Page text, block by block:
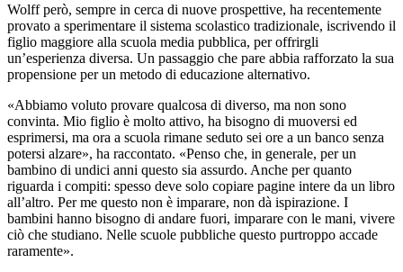
Wolff però, sempre in cerca di nuove prospettive, ha recentemente
provato a sperimentare il sistema scolastico tradizionale, iscrivendo il
figlio maggiore alla scuola media pubblica, per offrirgli
un’esperienza diversa. Un passaggio che pare abbia rafforzato la sua
propensione per un metodo di educazione alternativo.
«Abbiamo voluto provare qualcosa di diverso, ma non sono
convinta. Mio figlio è molto attivo, ha bisogno di muoversi ed
esprimersi, ma ora a scuola rimane seduto sei ore a un banco senza
potersi alzare», ha raccontato. «Penso che, in generale, per un
bambino di undici anni questo sia assurdo. Anche per quanto
riguarda i compiti: spesso deve solo copiare pagine intere da un libro
all’altro. Per me questo non è imparare, non dà ispirazione. I
bambini hanno bisogno di andare fuori, imparare con le mani, vivere
ciò che studiano. Nelle scuole pubbliche questo purtroppo accade
raramente».